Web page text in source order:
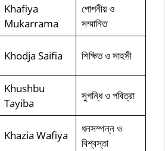
Khafiya
Mukarrama
গোপনীয় ও
সম্মানিত
Khodja Saifia শিক্ষিত ও সাহসী
Khushbu
Tayiba
সুগন্ধি ও পবিত্রা
Khazia Wafiya
ধনসম্পন্ন ও
বিশ্বস্তা